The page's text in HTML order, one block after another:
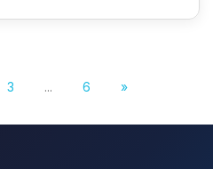
3 ... 6 »